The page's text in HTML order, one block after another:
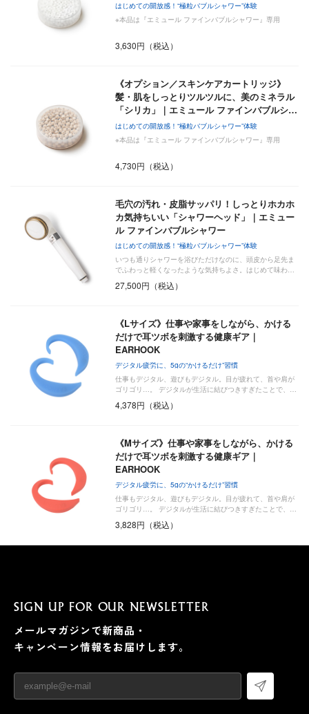
はじめての開放感！“極粒バブルシャワー”体験
※本品は『エミュール ファインバブルシャワー』専用
3,630円（税込）
《オプション／スキンケアカートリッジ》
髪・肌をしっとりツルツルに、美のミネラル
「シリカ」｜エミュール ファインバブルシ…
はじめての開放感！“極粒バブルシャワー”体験
※本品は『エミュール ファインバブルシャワー』専用
4,730円（税込）
毛穴の汚れ・皮脂サッパリ！しっとりホカホ
カ気持ちいい「シャワーヘッド」｜エミュー
ル ファインバブルシャワー
はじめての開放感！“極粒バブルシャワー”体験
いつも通りシャワーを浴びただけなのに、頭皮から足先ま
でふわっと軽くなったような気持ちよさ。はじめて味わ…
27,500円（税込）
《Lサイズ》仕事や家事をしながら、かける
だけで耳ツボを刺激する健康ギア｜
EARHOOK
デジタル疲労に、5gの“かけるだけ”習慣
仕事もデジタル、遊びもデジタル。目が疲れて、首や肩が
ゴリゴリ…。 デジタルが生活に結びつきすぎたことで、…
4,378円（税込）
《Mサイズ》仕事や家事をしながら、かける
だけで耳ツボを刺激する健康ギア｜
EARHOOK
デジタル疲労に、5gの“かけるだけ”習慣
仕事もデジタル、遊びもデジタル。目が疲れて、首や肩が
ゴリゴリ…。 デジタルが生活に結びつきすぎたことで、…
3,828円（税込）
SIGN UP FOR OUR NEWSLETTER
メールマガジンで新商品・
キャンペーン情報をお届けします。